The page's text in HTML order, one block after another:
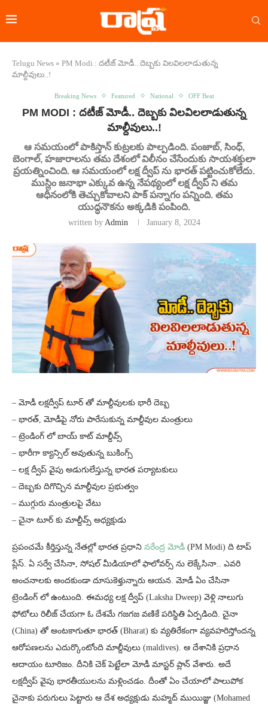
Telugu News » PM Modi : దటీజ్ మోడీ.. దెబ్బకు విలవిలలాడుతున్న
మాల్దీవులు..!
Breaking News Featured National OFF Beat
PM MODI : దటీజ్ మోడీ.. దెబ్బకు విలవిలలాడుతున్న
మాల్దీవులు..!
ఆ సమయంలో పాకిస్తాన్ కుట్రలకు పాల్పడింది. పంజాబ్, సింధ్,
బెంగాల్, హజారాలను తమ దేశంలో విలీనం చేసేందుకు సాయశక్తులా
ప్రయత్నించింది. ఆ సమయంలో లక్ష ద్వీప్‌ ను భారత్ పట్టించుకోలేదు.
ముస్లిం జనాభా ఎక్కువ ఉన్న నేపథ్యంలో లక్ష ద్వీప్‌ ని తమ
ఆధీనంలోకి తెచ్చుకోవాలని పాక్ పన్నాగం పన్నింది. తమ
యుద్ధనౌకను అక్కడికి పంపింది.
written by Admin January 8, 2024
– మోడీ లక్షద్వీప్ టూర్ తో మాల్దీవులకు భారీ దెబ్బ
– భారత్, మోడీపై నోరు పారేసుకున్న మాల్దీవుల మంత్రులు
– ట్రెండింగ్ లో బాయ్ కాట్ మాల్దీవ్స్
– భారీగా క్యాన్సిల్ అవుతున్న బుకింగ్స్
– లక్ష ద్వీప్ వైపు అడుగులేస్తున్న భారత పర్యాటకులు
– దెబ్బకు దిగొచ్చిన మాల్దీవుల ప్రభుత్వం
– ముగ్గురు మంత్రులపై వేటు
– చైనా టూర్ కు మాల్దీవ్స్ అధ్యక్షుడు
ప్రపంచమే కీర్తిస్తున్న నేతల్లో భారత ప్రధాని నరేంద్ర మోడీ (PM Modi) ది టాప్
ప్లేస్. ఏ సర్వే చేసినా, సోషల్ మీడియాలో ఫాలోవర్స్ ను లెక్కేసినా.. ఎవరి
అంచనాలకు అందకుండా దూసుకెళ్తున్నారు ఆయన. మోడీ ఏం చేసినా
ట్రెండింగ్ లో ఉంటుంది. ఈమధ్య లక్ష ద్వీప్ (Laksha Dweep) వెళ్లి నాలుగు
ఫోటోలు రిలీజ్ చేయగా ఓ దేశమే గజగజ వణికే పరిస్థితి ఏర్పడింది. చైనా
(China) తో అంటకాగుతూ భారత్ (Bharat) కు వ్యతిరేకంగా వ్యవహరిస్తోందన్న
ఆరోపణలను ఎదుర్కొంటోంది మాల్దీవులు (maldives). ఆ దేశానికి ప్రధాన
ఆదాయం టూరిజం. దీనికి చెక్ పెట్టేలా మోడీ మాస్టర్ ప్లాన్ వేశారు. అదే
లక్షద్వీప్ వైపు భారతీయులను మళ్లించడం. దీంతో ఏం చేయాలో పాలుపోక
చైనాకు పరుగులు పెట్టారు ఆ దేశ అధ్యక్షుడు మహ్మద్ ముయిజ్జు (Mohamed